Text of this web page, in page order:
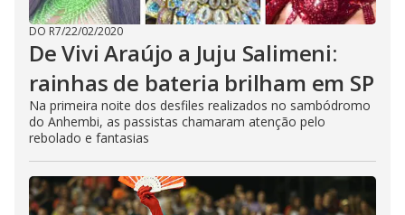
DO R7/22/02/2020
De Vivi Araújo a Juju Salimeni:
rainhas de bateria brilham em SP
Na primeira noite dos desfiles realizados no sambódromo
do Anhembi, as passistas chamaram atenção pelo
rebolado e fantasias